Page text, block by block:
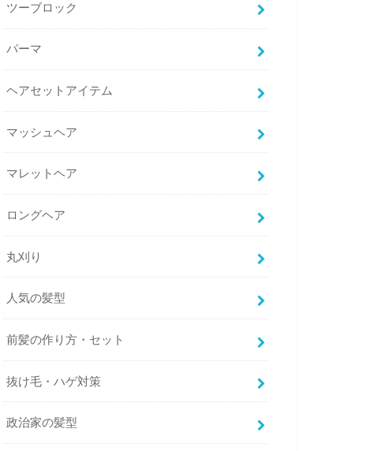
ツーブロック
パーマ
ヘアセットアイテム
マッシュヘア
マレットヘア
ロングヘア
丸刈り
人気の髪型
前髪の作り方・セット
抜け毛・ハゲ対策
政治家の髪型